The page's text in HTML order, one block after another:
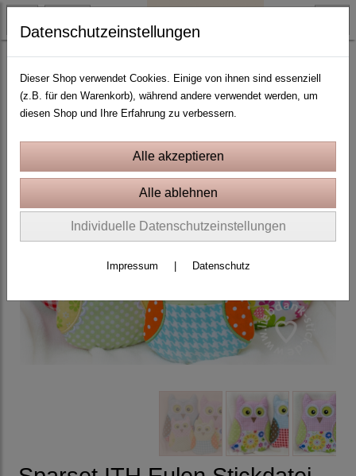
ITH Stickprojekte In the Hoop
Datenschutzeinstellungen
Dieser Shop verwendet Cookies. Einige von ihnen sind essenziell
(z.B. für den Warenkorb), während andere verwendet werden, um
diesen Shop und Ihre Erfahrung zu verbessern.
Individuelle Datenschutzeinstellungen
Impressum Datenschutz